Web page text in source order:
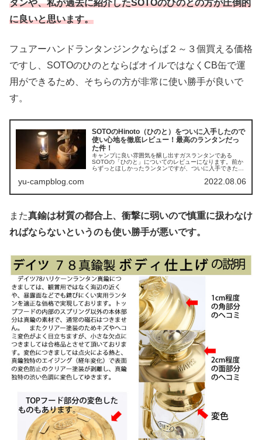
タンや、私が過去に紹介したSOTOのひのとの方が圧倒的
に良いと思います。
フュアーハンドランタンジンクならば２～３個買える価格
ですし、SOTOのひのとならばオイルではなくCB缶で運
用ができるため、そちらの方が非常に使い勝手が良いで
す。
SOTOのHinoto（ひのと）をついに入手したので
使い心地を徹底レビュー！最高のランタンだっ
た件！
キャンプに良い雰囲気を醸し出すガスランタンである
SOTOの「ひのと」についてのレビューになります。前か
らずっとほしかったランタンですが、ついに入手できたの
yu-campblog.com 2022.08.06
また真鍮は材質の都合上、衝撃に弱いので慎重に扱わなけ
ればならないというのも使い勝手が悪いです。